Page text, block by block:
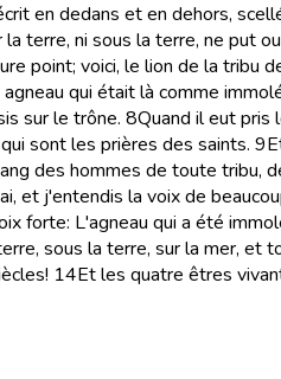
en dedans et en dehors,
terre, ni sous la terre, ne put
point; voici, le lion de la tribu
qui était là comme
sur le trône. 8Quand il eut
sont les prières des saints. 9
des hommes de toute
et j'entendis la voix de
forte: L'agneau qui a été
sous la terre, sur la mer,
14Et les quatre êtres